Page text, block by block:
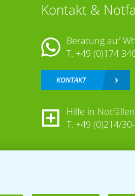
Kontakt &
Beratung auf
T. +49 (0)174
KONTAKT
Hilfe in Notfällen
T. +49 (0)214/